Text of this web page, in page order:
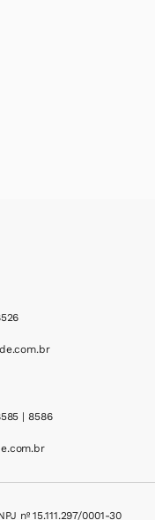
| 8586
nº 15.111.297/0001-30